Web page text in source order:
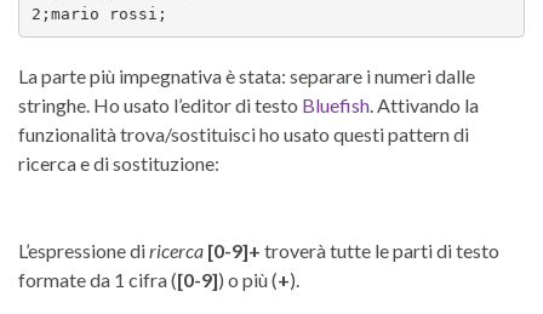
2;mario rossi;
La parte più impegnativa è stata: separare i numeri dalle
stringhe. Ho usato l’editor di testo Bluefish . Attivando la
funzionalità trova/sostituisci ho usato questi pattern di
ricerca e di sostituzione:
L’espressione diricerca [0-9]+ troverà tutte le parti di testo
formate da 1 cifra ([0-9]) o più (+).